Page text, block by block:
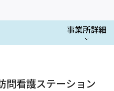
事業所詳細
問看護ステーション